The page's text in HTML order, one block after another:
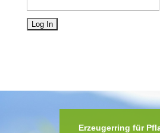
Erzeugerring für